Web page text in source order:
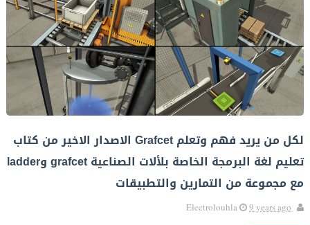
لكل من يريد فهم وتعلم Grafcet الاصدار الاخير من كتاب
تعليم لغة البرمجة الخاصة بلألات الصناعية grafcet وladder
مع مجموعة من التمارين والتطبيقات
Electrolouhla 9 years ago